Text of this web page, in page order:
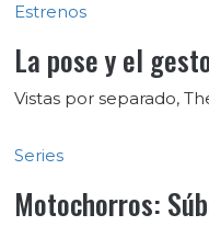
Estrenos
La pose y el
Vistas por separado,
Series
Motochorros: